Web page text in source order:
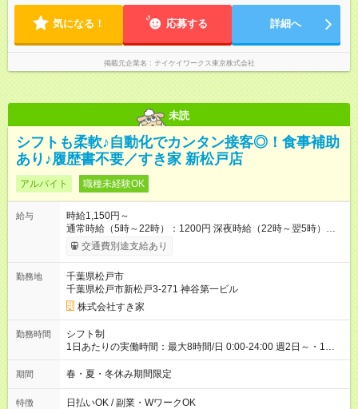
気になる！ 応募する 詳細へ
掲載元企業名 テイケイワークス東京株式会社
未読
シフトも柔軟♪自動化でカンタン接客◎！食事補助
あり♪履歴書不要／すき家 新松戸店
アルバイト 職種未経験OK
給与
時給1,150円～
通常時給（5時～22時）：1200円 深夜時給（22時～翌5時）：
1500円 高校生時給：1150円 【特別手当】早朝手当（5：00-9：
00）時給+150円 【試用期間】試用期間あり 試用期間の長さ：1
30日（※条件変更なし）ですが、切り上げで一ヶ月とさせてい
ただきます。 研修制度あり：15時間(研修中も同時給）
交通費別途支給あり
勤務地
千葉県松戸市
千葉県松戸市新松戸3-271 神谷第一ビル
株式会社すき家
勤務時間
シフト制
1日あたりの実働時間：最大8時間/日 0:00-24:00 週2日～・1日
2h～OK ＜シフト例＞ 〇朝帯 5:00-9:00 〇昼帯 9:00-14:00 〇午
後帯 14:00-18:00 〇夜帯 18:00-22:00 〇深夜帯 22:00-翌5:00 基
ます♪
期間 春・夏・冬休み期間限定
特徴 日払いOK / 副業・WワークOK